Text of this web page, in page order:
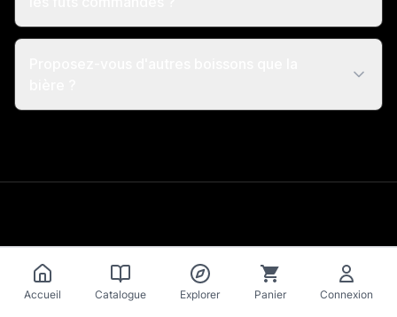
RÉSERVE TA TIREUSE
Accueil Catalogue Explorer Panier Connexion